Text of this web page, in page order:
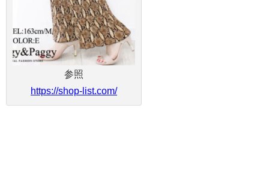
参照
https://shop-list.com/